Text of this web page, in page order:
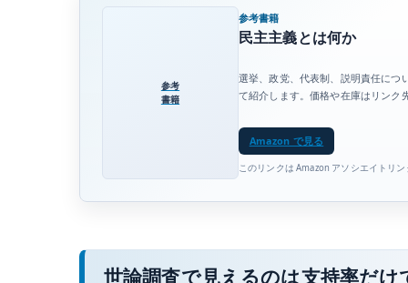
参考
書籍
参考書籍
民主主義とは何か
選挙、政党、代表制、説明責任につ
て紹介します。価格や在庫はリンク
Amazon で見る
このリンクは Amazon アソシエイトリ
世論調査で見えるのは支持率だけ